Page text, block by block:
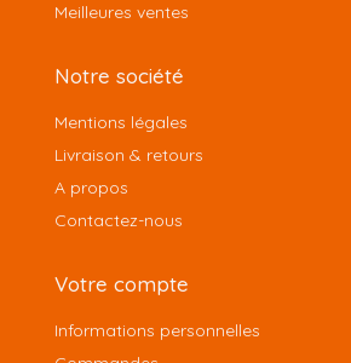
Meilleures ventes
Notre société
Mentions légales
Livraison & retours
A propos
Contactez-nous
Votre compte
Informations personnelles